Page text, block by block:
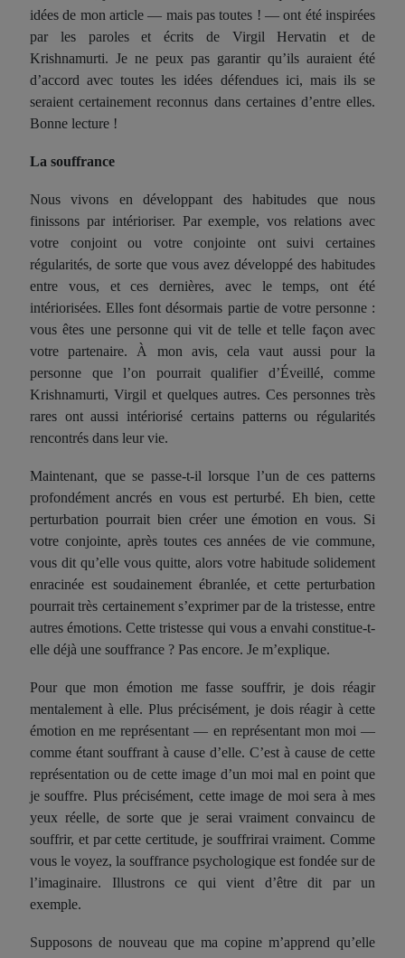
idées de mon article — mais pas toutes ! — ont été inspirées
par les paroles et écrits de Virgil Hervatin et de
Krishnamurti. Je ne peux pas garantir qu’ils auraient été
d’accord avec toutes les idées défendues ici, mais ils se
seraient certainement reconnus dans certaines d’entre elles.
Bonne lecture !
La souffrance
Nous vivons en développant des habitudes que nous
finissons par intérioriser. Par exemple, vos relations avec
votre conjoint ou votre conjointe ont suivi certaines
régularités, de sorte que vous avez développé des habitudes
entre vous, et ces dernières, avec le temps, ont été
intériorisées. Elles font désormais partie de votre personne :
vous êtes une personne qui vit de telle et telle façon avec
votre partenaire. À mon avis, cela vaut aussi pour la
personne que l’on pourrait qualifier d’Éveillé, comme
Krishnamurti, Virgil et quelques autres. Ces personnes très
rares ont aussi intériorisé certains patterns ou régularités
rencontrés dans leur vie.
Maintenant, que se passe-t-il lorsque l’un de ces patterns
profondément ancrés en vous est perturbé. Eh bien, cette
perturbation pourrait bien créer une émotion en vous. Si
votre conjointe, après toutes ces années de vie commune,
vous dit qu’elle vous quitte, alors votre habitude solidement
enracinée est soudainement ébranlée, et cette perturbation
pourrait très certainement s’exprimer par de la tristesse, entre
autres émotions. Cette tristesse qui vous a envahi constitue-t-
elle déjà une souffrance ? Pas encore. Je m’explique.
Pour que mon émotion me fasse souffrir, je dois réagir
mentalement à elle. Plus précisément, je dois réagir à cette
émotion en me représentant — en représentant mon moi —
comme étant souffrant à cause d’elle. C’est à cause de cette
représentation ou de cette image d’un moi mal en point que
je souffre. Plus précisément, cette image de moi sera à mes
yeux réelle, de sorte que je serai vraiment convaincu de
souffrir, et par cette certitude, je souffrirai vraiment. Comme
vous le voyez, la souffrance psychologique est fondée sur de
l’imaginaire. Illustrons ce qui vient d’être dit par un
exemple.
Supposons de nouveau que ma copine m’apprend qu’elle